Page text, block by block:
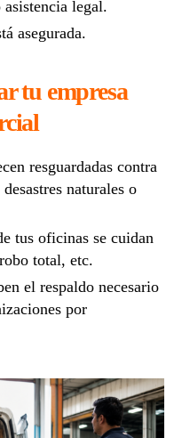
legal.
asegurada.
tu empresa
resguardadas contra
naturales o
tus oficinas se cuidan
total, etc.
el respaldo necesario
por